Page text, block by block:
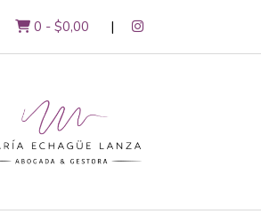
0 - $0,00